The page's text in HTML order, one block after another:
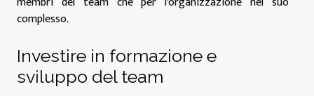
complesso.
Investire in formazione e
sviluppo del team